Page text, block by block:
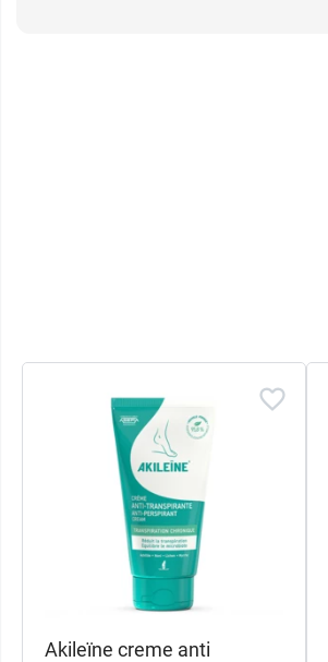
Akileïne creme anti